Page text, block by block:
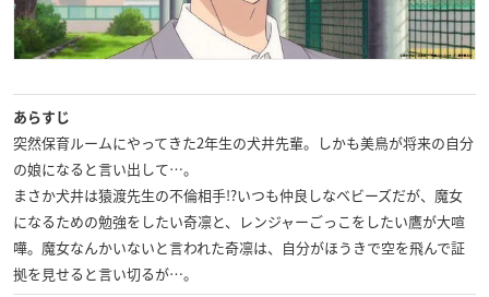
あらすじ
突然保育ルームにやってきた2年生の犬井先輩。しかも美鳥が将来の自分
の娘になると言い出して…。
まさか犬井は猿渡先生の不倫相手!?いつも仲良しなベビーズだが、魔女
になるための勉強をしたい奇凛と、レンジャーごっこをしたい鷹が大喧
嘩。魔女なんかいないと言われた奇凛は、自分がほうきで空を飛んで証
拠を見せると言い切るが…。